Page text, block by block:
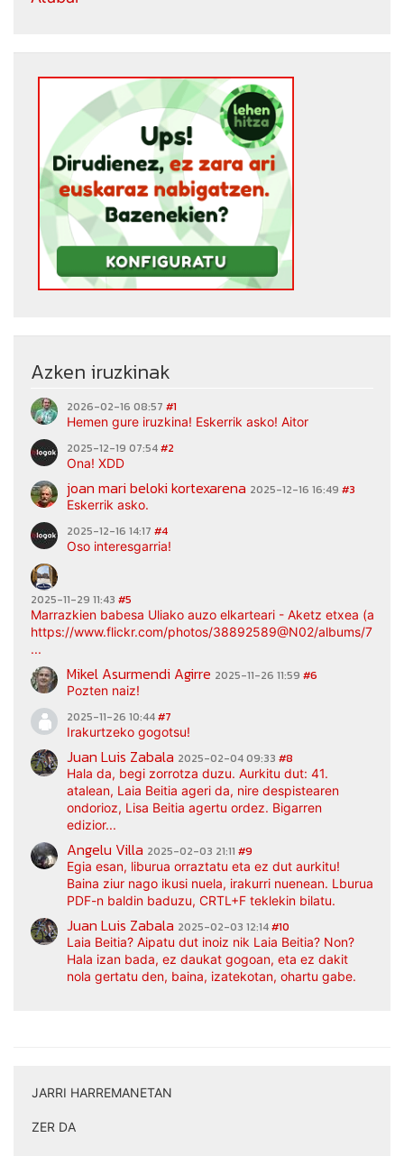
Azken iruzkinak
2026-02-16 08:57 #1
Hemen gure iruzkina! Eskerrik asko! Aitor
2025-12-19 07:54#2
Ona! XDD
joan mari beloki kortexarena 2025-12-16 16:49 #3
Eskerrik asko.
2025-12-16 14:17 #4
Oso interesgarria!
2025-11-29 11:43 #5
Marrazkien babesa Uliako auzo elkarteari - Aketz etxea
https://www.flickr.com/photos/38892589@N02/albums/
...
Mikel Asurmendi Agirre 2025-11-26 11:59 #6
Pozten naiz!
2025-11-26 10:44#7
Irakurtzeko gogotsu!
Juan Luis Zabala 2025-02-04 09:33 #8
Hala da, begi zorrotza duzu. Aurkitu dut: 41.
atalean, Laia Beitia ageri da, nire despistearen
ondorioz, Lisa Beitia agertu ordez. Bigarren
edizior...
Angelu Villa 2025-02-03 21:11 #9
Egia esan, liburua orraztatu eta ez dut aurkitu!
Baina ziur nago ikusi nuela, irakurri nuenean. Lburua
PDF-n baldin baduzu, CRTL+F teklekin bilatu.
Juan Luis Zabala 2025-02-03 12:14#10
Laia Beitia? Aipatu dut inoiz nik Laia Beitia? Non?
Hala izan bada, ez daukat gogoan, eta ez dakit
nola gertatu den, baina, izatekotan, ohartu gabe.
JARRI HARREMANETAN
ZER DA